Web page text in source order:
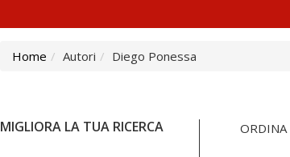
Home Autori Diego Ponessa
MIGLIORA LA TUA RICERCA ORDINA